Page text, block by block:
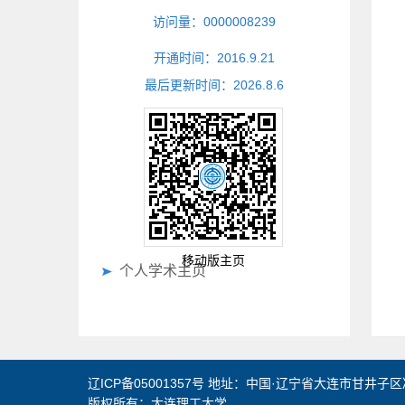
访问量： 0000008239
开通时间： 2016 9 21
最后更新时间： 2026 8 6
移动版主页
个人学术主页
辽ICP备05001357号 地址：中国·辽宁省大连市甘井子